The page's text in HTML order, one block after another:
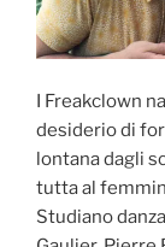
I Freakclown
desiderio di
lontana dagli
tutta al
Studiano